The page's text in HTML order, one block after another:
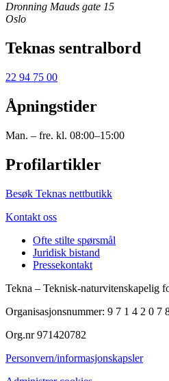
Dronning Mauds gate 15
Oslo
Teknas sentralbord
22 94 75 00
Åpningstider
Man. – fre. kl. 08:00–15:00
Profilartikler
Besøk Teknas nettbutikk
Kontakt oss
Ofte stilte spørsmål
Juridisk bistand
Pressekontakt
Tekna – Teknisk-naturvitenskapelig
Organisasjonsnummer: 9 7 1 4 2 0 7
Org.nr 971420782
Personvern/informasjonskapsler